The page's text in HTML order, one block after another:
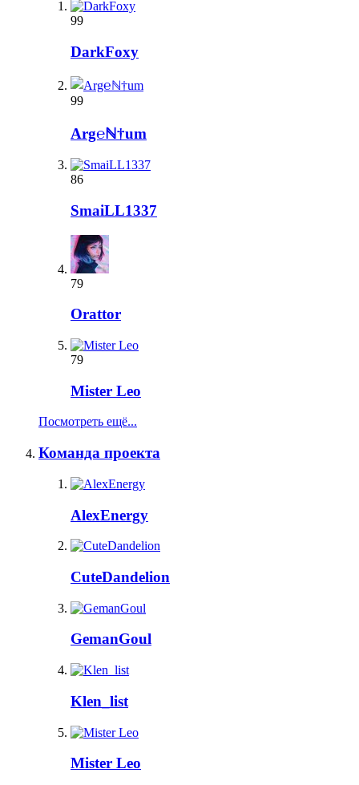
99
DarkFoxy
99
Arg℮ℕ†um
86
SmaiLL1337
79
Orattor
79
Mister Leo
Посмотреть ещё...
Команда проекта
AlexEnergy
CuteDandelion
GemanGoul
Klen_list
Mister Leo